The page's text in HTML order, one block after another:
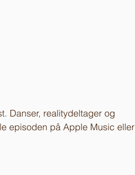
Danser, realitydeltager og
episoden på Apple Music eller